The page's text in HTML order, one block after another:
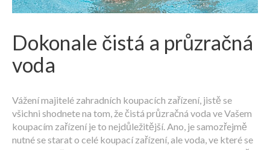
Dokonale čistá a průzračná
voda
Vážení majitelé zahradních koupacích zařízení, jistě se
všichni shodnete na tom, že čistá průzračná voda ve Vašem
koupacím zařízení je to nejdůležitější. Ano, je samozřejmě
nutné se starat o celé koupací zařízení, ale voda, ve které se